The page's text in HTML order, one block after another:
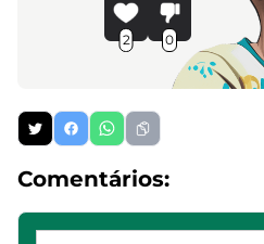
2 0
Comentários: